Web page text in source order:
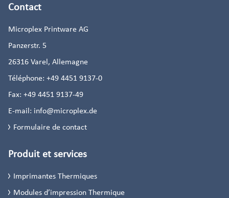
Contact
Microplex Printware AG
Panzerstr. 5
26316 Varel, Allemagne
Téléphone: +49 4451 9137-0
Fax: +49 4451 9137-49
E-mail: info@microplex.de
Formulaire de contact
Produit et services
Imprimantes Thermiques
Modules d’impression Thermique